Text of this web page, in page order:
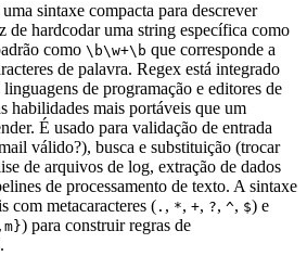
sintaxe compacta para descrever
de hardcodar uma string específica como
como \b\w+\b que corresponde a
de palavra. Regex está integrado
de programação e editores de
habilidades mais portáveis que um
É usado para validação de entrada
válido?), busca e substituição (trocar
de arquivos de log, extração de dados
de processamento de texto. A sintaxe
com metacaracteres ( . , *, +, ?, ^, $) e
) para construir regras de